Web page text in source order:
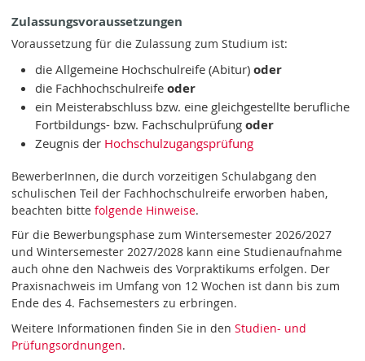
Zulassungsvoraussetzungen
Voraussetzung für die Zulassung zum Studium ist:
die Allgemeine Hochschulreife (Abitur) oder
die Fachhochschulreife oder
ein Meisterabschluss bzw. eine gleichgestellte berufliche
Fortbildungs- bzw. Fachschulprüfung oder
Zeugnis der Hochschulzugangsprüfung
BewerberInnen, die durch vorzeitigen Schulabgang den
schulischen Teil der Fachhochschulreife erworben haben,
beachten bittefolgende Hinweise.
Für die Bewerbungsphase zum Wintersemester 2026/2027
und Wintersemester 2027/2028 kann eine Studienaufnahme
auch ohne den Nachweis des Vorpraktikums erfolgen. Der
Praxisnachweis im Umfang von 12 Wochen ist dann bis zum
Ende des 4. Fachsemesters zu erbringen.
Weitere Informationen finden Sie in denStudien- und
Prüfungsordnungen.